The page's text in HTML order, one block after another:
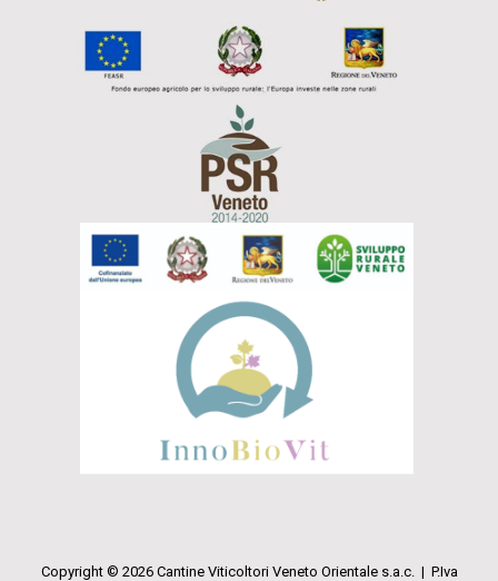
Copyright © 2026 Cantine Viticoltori Veneto Orientale s.a.c. | P.Iva